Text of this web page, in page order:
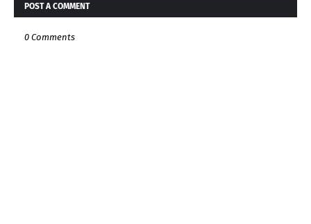
POST A COMMENT
0 Comments